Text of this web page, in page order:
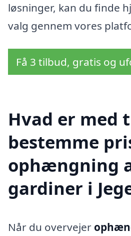
løsninger, kan du finde
valg gennem vores
Få 3 tilbud, gratis og
Hvad er med
bestemme
ophængning
gardiner i
Når du overvejer